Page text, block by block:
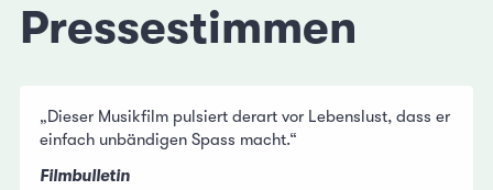
Pressestimmen
„Dieser Musikfilm pulsiert derart vor Lebenslust, dass er
einfach unbändigen Spass macht.“
Filmbulletin